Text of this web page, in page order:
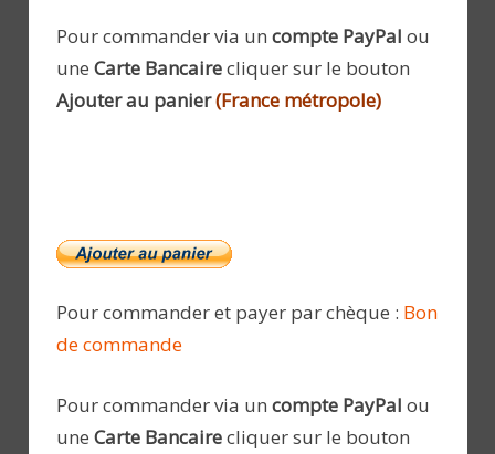
Pour commander via un compte PayPal ou
une Carte Bancairecliquer sur le bouton
Ajouter au panier(France métropole)
Pour commander et payer par chèque : Bon
de commande
Pour commander via un compte PayPal ou
une Carte Bancairecliquer sur le bouton